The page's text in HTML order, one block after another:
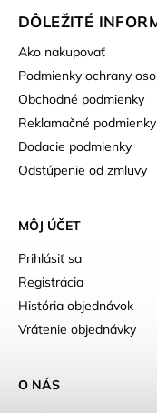
DÔLEŽITÉ
Ako nakupovať
Podmienky ochrany
Obchodné podmienky
Reklamačné podmienky
Dodacie podmienky
Odstúpenie od zmluvy
MÔJ ÚČET
Prihlásiť sa
Registrácia
História objednávok
Vrátenie objednávky
O NÁS